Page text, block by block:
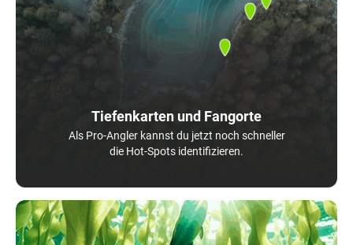
Tiefenkarten und Fangorte
Als Pro-Angler kannst du jetzt noch schneller
die Hot-Spots identifizieren.